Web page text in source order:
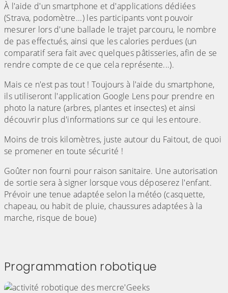
À l'aide d'un smartphone et d'applications dédiées
(Strava, podomètre...) les participants vont pouvoir
mesurer lors d'une ballade le trajet parcouru, le nombre
de pas effectués, ainsi que les calories perdues (un
comparatif sera fait avec quelques pâtisseries, afin de se
rendre compte de ce que cela représente...).
Mais ce n'est pas tout ! Toujours à l'aide du smartphone,
ils utiliseront l'application Google Lens pour prendre en
photo la nature (arbres, plantes et insectes) et ainsi
découvrir plus d'informations sur ce qui les entoure.
Moins de trois kilomètres, juste autour du Faitout, de quoi
se promener en toute sécurité !
Goûter non fourni pour raison sanitaire. Une autorisation
de sortie sera à signer lorsque vous déposerez l'enfant.
Prévoir une tenue adaptée selon la météo (casquette,
chapeau, ou habit de pluie, chaussures adaptées à la
marche, risque de boue)
Programmation robotique